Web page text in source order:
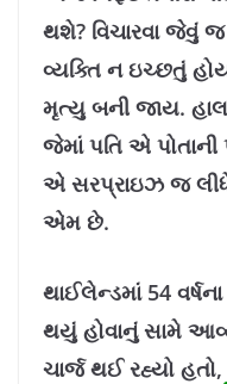
થશે? વિચારવા જેવું
વ્યક્તિ ન ઇચ્છતું
મૃત્યુ બની જાય.
જેમાં પતિ એ
એ સરપ્રાઇઝ જ
એમ છે.
થાઈલેન્ડમાં 54
થયું હોવાનું સામે
ચાર્જ થઈ રહ્યો હતો,